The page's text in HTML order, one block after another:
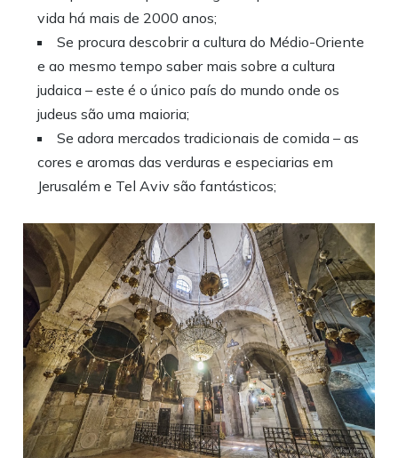
vida há mais de 2000 anos;
Se procura descobrir a cultura do Médio-Oriente
e ao mesmo tempo saber mais sobre a cultura
judaica – este é o único país do mundo onde os
judeus são uma maioria;
Se adora mercados tradicionais de comida – as
cores e aromas das verduras e especiarias em
Jerusalém e Tel Aviv são fantásticos;